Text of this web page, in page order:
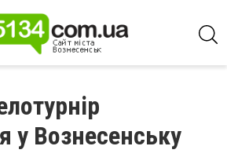
у Вознесенську